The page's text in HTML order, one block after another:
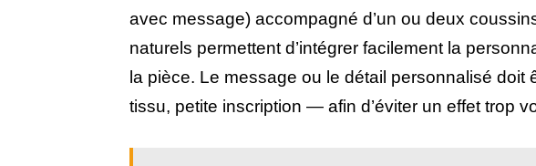
avec message) accompagné d’un ou deux
naturels permettent d’intégrer facilement la
la pièce. Le message ou le détail personnalisé
tissu, petite inscription — afin d’éviter un effet trop